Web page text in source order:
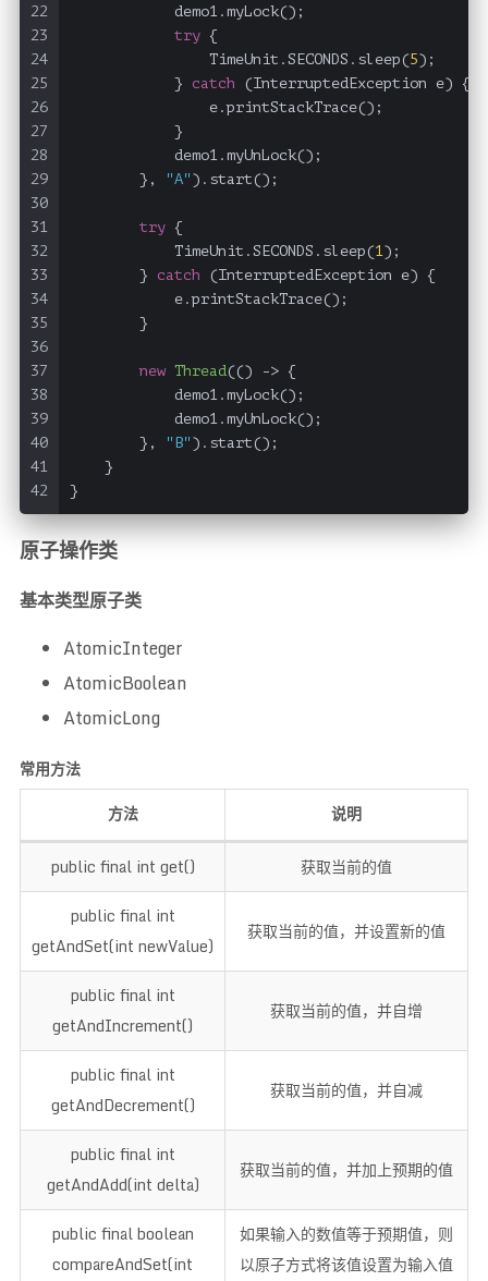
22
23
24
25
26
27
28
29
30
31
32
33
34
35
36
37
38
39
40
41
42
            demo1.myLock();
try {
                TimeUnit.SECONDS.sleep(
5);
            }
catch (InterruptedException e) {
                e.printStackTrace();
            }
            demo1.myUnLock();
        },
"A").start();
try {
            TimeUnit.SECONDS.sleep(
1);
        }
catch (InterruptedException e) {
            e.printStackTrace();
        }
new Thread(() -> {
            demo1.myLock();
            demo1.myUnLock();
        },
"B").start();
    }
}
原子操作类
基本类型原子类
AtomicInteger
AtomicBoolean
AtomicLong
常用方法
方法 说明
public final int get()
获取当前的值
public final int
getAndSet(int newValue)
获取当前的值，并设置新的值
public final int
getAndIncrement()
获取当前的值，并自增
public final int
getAndDecrement()
获取当前的值，并自减
public final int
getAndAdd(int delta)
获取当前的值，并加上预期的值
public final boolean
compareAndSet(int
如果输入的数值等于预期值，则
以原子方式将该值设置为输入值